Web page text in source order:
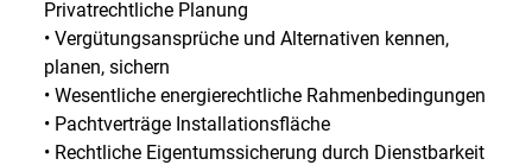
Privatrechtliche Planung
• Vergütungsansprüche und Alternativen kennen,
planen, sichern
• Wesentliche energierechtliche Rahmenbedingungen
• Pachtverträge Installationsfläche
• Rechtliche Eigentumssicherung durch Dienstbarkeit